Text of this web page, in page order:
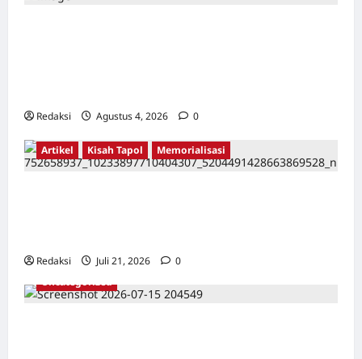
Redaksi Agustus 4, 2026 0
Artikel Kisah Tapol Memorialisasi
Redaksi Juli 21, 2026
0
Uncategorized